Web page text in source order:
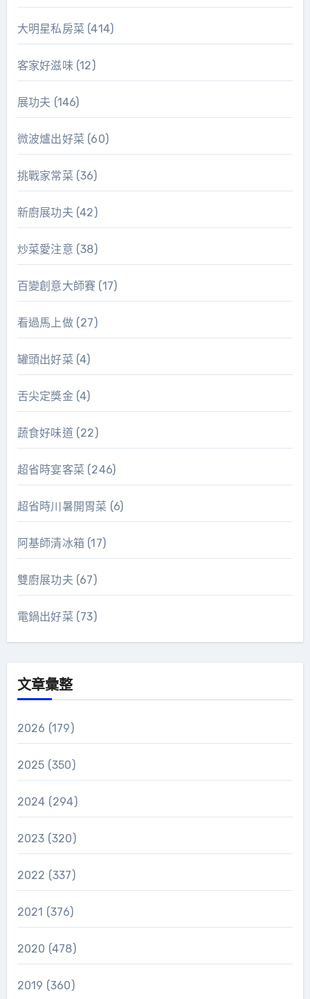
大明星私房菜 (414)
客家好滋味(12)
展功夫 (146)
微波爐出好菜 (60)
挑戰家常菜 (36)
新廚展功夫 (42)
炒菜愛注意 (38)
百變創意大師賽 (17)
看過馬上做(27)
罐頭出好菜 (4)
舌尖定獎金(4)
蔬食好味道 (22)
超省時宴客菜 (246)
超省時川暑開胃菜 (6)
阿基師清冰箱(17)
雙廚展功夫 (67)
電鍋出好菜 (73)
文章彙整
2026 (179)
2025 (350)
2024 (294)
2023 (320)
2022 (337)
2021 (376)
2020 (478)
2019 (360)